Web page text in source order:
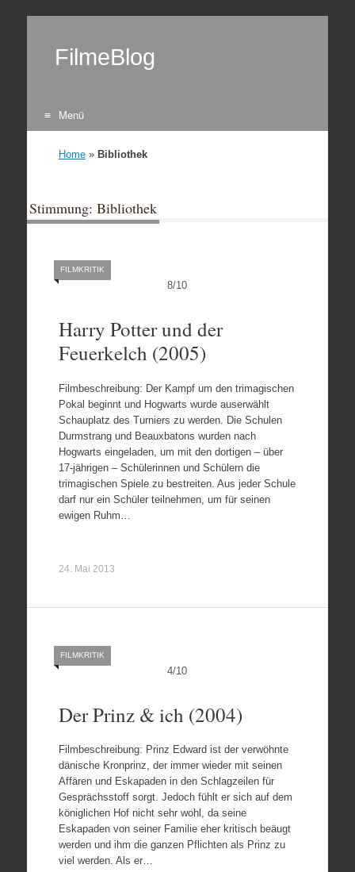
FilmeBlog
Menü
Home» Bibliothek
Stimmung: Bibliothek
8/10
FILMKRITIK
Harry Potter und der
Feuerkelch (2005)
Filmbeschreibung: Der Kampf um den trimagischen
Pokal beginnt und Hogwarts wurde auserwählt
Schauplatz des Turniers zu werden. Die Schulen
Durmstrang und Beauxbatons wurden nach
Hogwarts eingeladen, um mit den dortigen – über
17-jährigen – Schülerinnen und Schülern die
trimagischen Spiele zu bestreiten. Aus jeder Schule
darf nur ein Schüler teilnehmen, um für seinen
ewigen Ruhm…
24. Mai 2013
4/10
FILMKRITIK
Der Prinz & ich (2004)
Filmbeschreibung: Prinz Edward ist der verwöhnte
dänische Kronprinz, der immer wieder mit seinen
Affären und Eskapaden in den Schlagzeilen für
Gesprächsstoff sorgt. Jedoch fühlt er sich auf dem
königlichen Hof nicht sehr wohl, da seine
Eskapaden von seiner Familie eher kritisch beäugt
werden und ihm die ganzen Pflichten als Prinz zu
viel werden. Als er…